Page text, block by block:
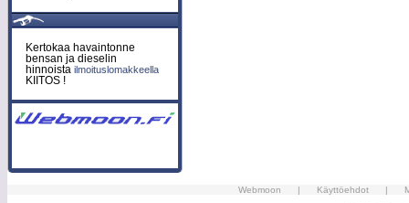
Kertokaa havaintonne
bensan ja dieselin
hinnoista ilmoituslomakkeella
KIITOS !
Webmoon | Käyttöehdot |